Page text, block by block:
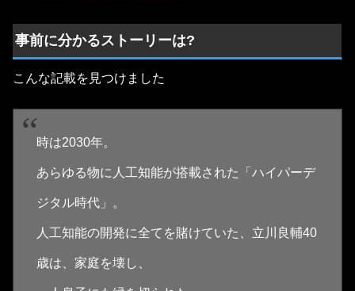
事前に分かるストーリーは?
こんな記載を見つけました
時は2030年。
あらゆる物に人工知能が搭載された「ハイパーデ
ジタル時代」。
人工知能の開発に全てを賭けていた、立川良輔40
歳は、家庭を壊し、